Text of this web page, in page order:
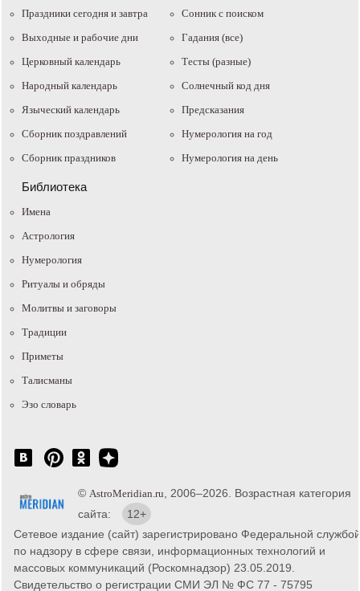
Праздники сегодня и завтра
Выходные и рабочие дни
Церковный календарь
Народный календарь
Языческий календарь
Сборник поздравлений
Сборник праздников
Cонник с поиском
Гадания (все)
Тесты (разные)
Солнечный код дня
Предсказания
Нумерология на год
Нумерология на день
Библиотека
Имена
Астрология
Нумерология
Ритуалы и обряды
Молитвы и заговоры
Традиции
Приметы
Талисманы
Эзо словарь
© AstroMeridian.ru , 2006–2026. Возрастная категория
сайта:
12+
Сетевое издание (сайт) зарегистрировано Федеральной службой
по надзору в сфере связи, информационных технологий и
массовых коммуникаций (Роскомнадзор) 23.05.2019.
Свидетельство о регистрации СМИ ЭЛ № ФС 77 - 75795